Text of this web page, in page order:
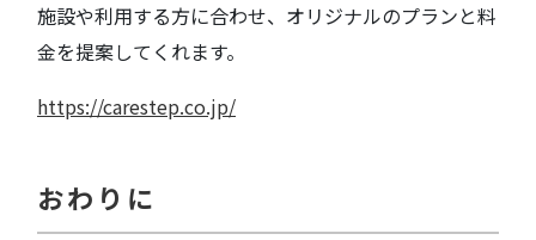
施設や利用する方に合わせ、オリジナルのプランと料
金を提案してくれます。
https://carestep.co.jp/
おわりに